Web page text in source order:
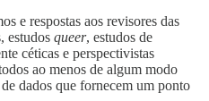
e respostas aos revisores das
estudos queer, estudos de
céticas e perspectivistas
ao menos de algum modo
dados que fornecem um ponto